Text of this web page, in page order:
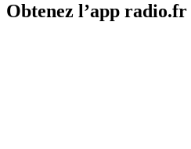
Obtenez l’app